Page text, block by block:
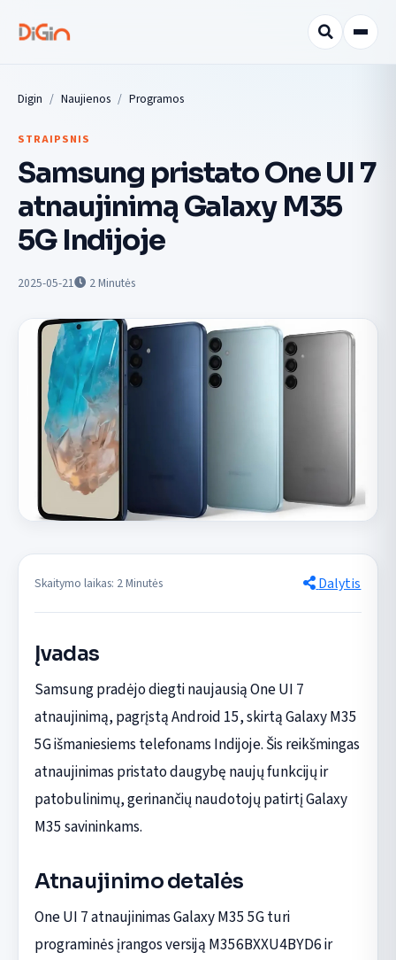
Digin Naujienos Programos
STRAIPSNIS
Samsung pristato One UI 7
atnaujinimą Galaxy M35
5G Indijoje
2025-05-21 2Minutės
Skaitymo laikas: 2 Minutės Dalytis
Įvadas
Samsung pradėjo diegti naujausią One UI 7
atnaujinimą, pagrįstą Android 15, skirtą Galaxy M35
5G išmaniesiems telefonams Indijoje. Šis reikšmingas
atnaujinimas pristato daugybę naujų funkcijų ir
patobulinimų, gerinančių naudotojų patirtį Galaxy
M35 savininkams.
Atnaujinimo detalės
One UI 7 atnaujinimas Galaxy M35 5G turi
programinės įrangos versiją M356BXXU4BYD6 ir